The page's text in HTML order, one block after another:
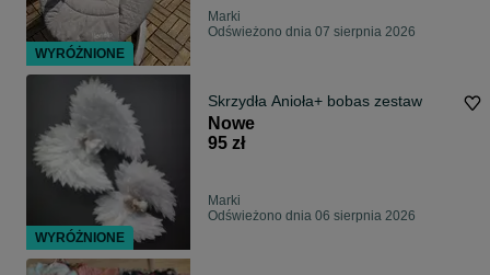
Marki
Odświeżono dnia 07 sierpnia 2026
Skrzydła Anioła+ bobas zestaw
Nowe
95 zł
Marki
Odświeżono dnia 06 sierpnia 2026
WYRÓŻNIONE
WYRÓŻNIONE